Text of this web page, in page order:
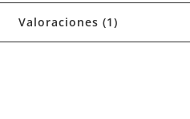
Valoraciones (1)